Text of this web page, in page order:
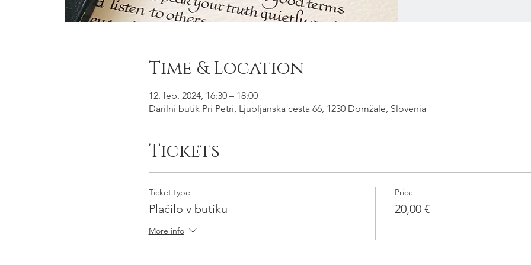
Time & Location
12. feb. 2024, 16:30 – 18:00
Darilni butik Pri Petri, Ljubljanska cesta 66, 1230 Domžale, Slovenia
Tickets
Ticket type
Plačilo v butiku
More info
Price
20,00 €